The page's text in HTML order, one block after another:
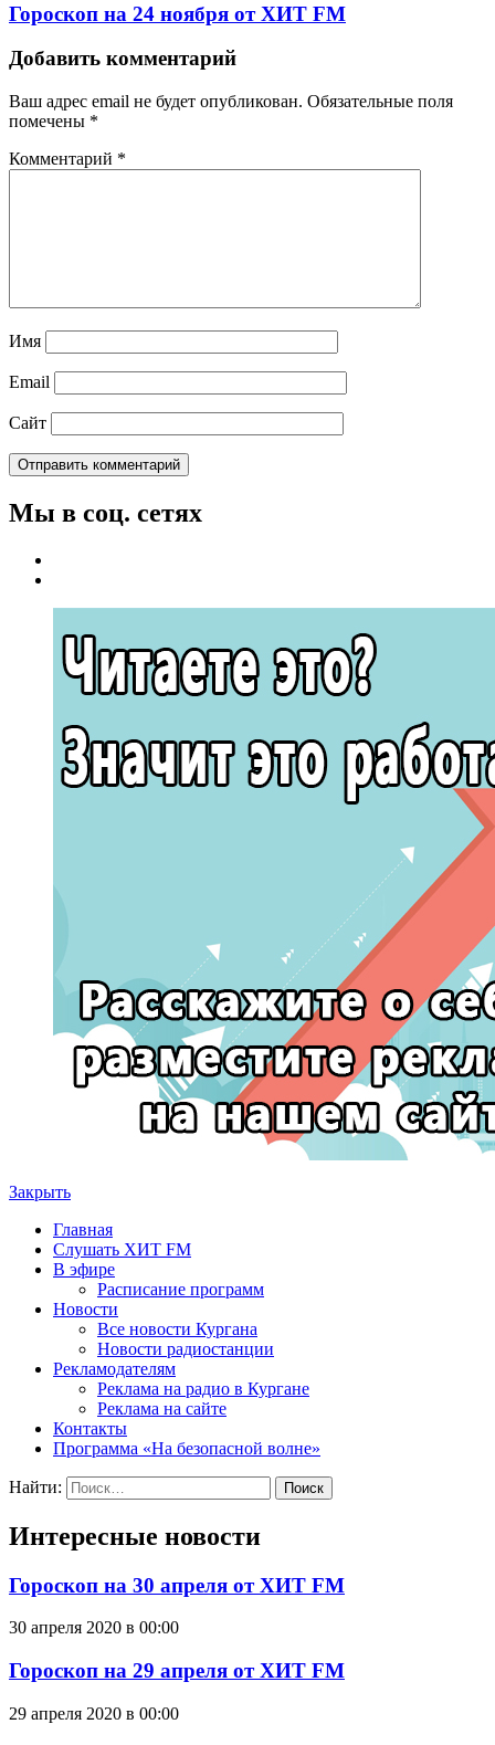
Гороскоп на 24 ноября от ХИТ FM
Добавить комментарий
Ваш адрес email не будет опубликован. Обязательные поля
помечены *
Комментарий *
Имя
Email
Сайт
Мы в соц. сетях
Закрыть
Главная
Слушать ХИТ FM
В эфире
Расписание программ
Новости
Все новости Кургана
Новости радиостанции
Рекламодателям
Реклама на радио в Кургане
Реклама на сайте
Контакты
Программа «На безопасной волне»
Найти:
Интересные новости
Гороскоп на 30 апреля от ХИТ FM
30 апреля 2020 в 00:00
Гороскоп на 29 апреля от ХИТ FM
29 апреля 2020 в 00:00